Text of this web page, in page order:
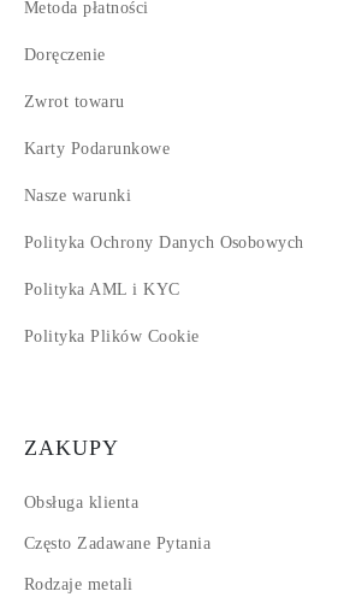
Metoda płatności
Doręczenie
Zwrot towaru
Karty Podarunkowe
Nasze warunki
Polityka Ochrony Danych Osobowych
Polityka AML i KYC
Polityka Plików Cookie
ZAKUPY
Obsługa klienta
Często Zadawane Pytania
Rodzaje metali